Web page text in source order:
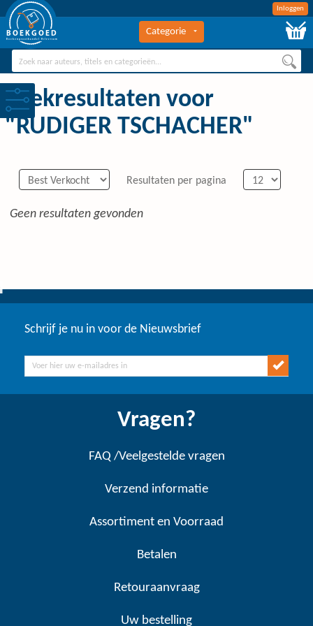
Inloggen
BOEKGOED
Boekengroothandel Hilversum
Categorie
Zoekresultaten voor
"RUDIGER TSCHACHER"
Resultaten per pagina
Geen resultaten gevonden
Schrijf je nu in voor de Nieuwsbrief
Vragen?
FAQ /Veelgestelde vragen
Verzend informatie
Assortiment en Voorraad
Betalen
Retouraanvraag
Uw bestelling